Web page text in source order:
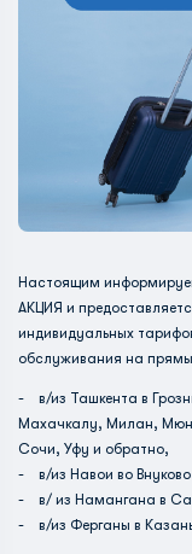
Настоящим
АКЦИЯ и
индивидуальных
обслуживания на
- в/из Ташкента в
Махачкалу, Милан,
Сочи, Уфу и обратно,
- в/из Навои во
- в/ из Намангана в
- в/из Ферганы в